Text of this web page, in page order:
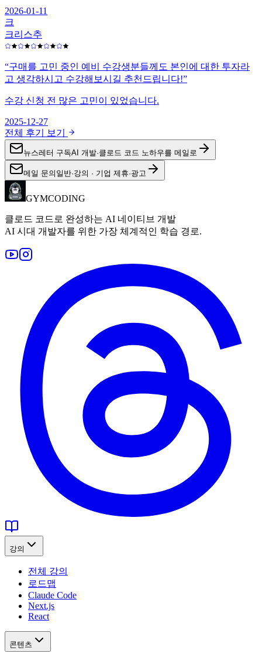
2026-01-11
크
크리스추
“구매를 고민 중인 예비 수강생분들께도 본인에 대한 투자라
고 생각하시고 수강해보시길 추천드립니다!”
수강 신청 전 많은 고민이 있었습니다.
2025-12-27
전체 후기 보기
뉴스레터 구독AI 개발·클로드 코드 노하우를 메일로
메일 문의 일반·강의 · 기업 제휴·광고
GYMCODING
클로드 코드로 완성하는 AI 네이티브 개발
AI 시대 개발자를 위한 가장 체계적인 학습 경로.
강의
전체 강의
로드맵
Claude Code
Next.js
React
콘텐츠